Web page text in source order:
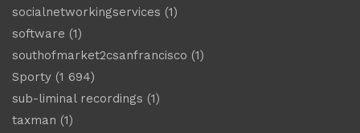
socialnetworkingservices (1)
software (1)
southofmarket2csanfrancisco (1)
Sporty (1 694)
sub-liminal recordings (1)
taxman (1)